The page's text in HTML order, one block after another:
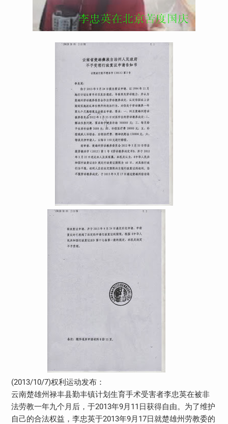
(2013/10/7)权利运动发布：
云南楚雄州禄丰县勤丰镇计划生育手术受害者李忠英在被非
法劳教一年九个月后，于2013年9月11日获得自由。为了维护
自己的合法权益，李忠英于2013年9月17日就楚雄州劳教委的